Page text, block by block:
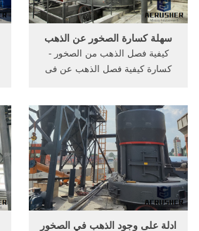
سهلة كسارة الصخور عن الذهب
كيفية فصل الذهب من الصخور -
كسارة كيفية فصل الذهب عن فى
بیشتر لفصل المواد الخام في
الصخور ( فصل الذهب ) - بيوتات (
فصل الذهب ) وتختلف .
ادلة على وجود الذهب في الصخور